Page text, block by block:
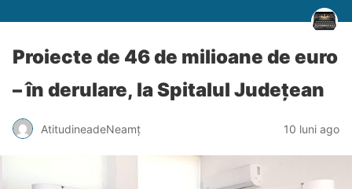
Proiecte de 46 de milioane de euro
– în derulare, la Spitalul Județean
AtitudineadeNeamț 10 luni ago